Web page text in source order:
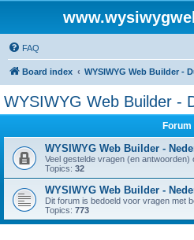
FAQ
Board index WYSIWYG Web Builder -
WYSIWYG Web Builder -
Forum
WYSIWYG Web Builder -
Veel gestelde vragen (en antwoorden)
Topics: 32
WYSIWYG Web Builder -
Dit forum is bedoeld voor vragen met
Topics: 773